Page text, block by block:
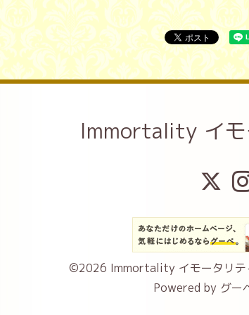
Immortality イモ
©2026 Immortality イモータリテ
Powered by グー